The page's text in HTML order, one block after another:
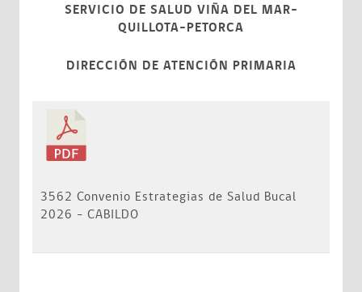
SERVICIO DE SALUD VIÑA DEL MAR-
QUILLOTA-PETORCA
DIRECCIÓN DE ATENCIÓN PRIMARIA
3562 Convenio Estrategias de Salud Bucal
2026 - CABILDO